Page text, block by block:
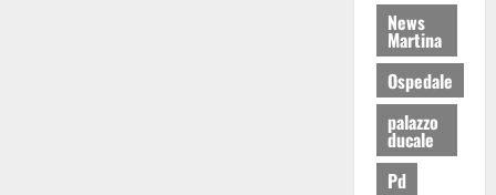
News
Martina
Ospedale
palazzo
ducale
Pd